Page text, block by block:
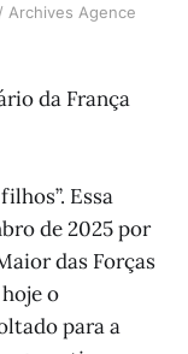
Archives Agence
da França
Essa
de 2025 por
das Forças
o
para a